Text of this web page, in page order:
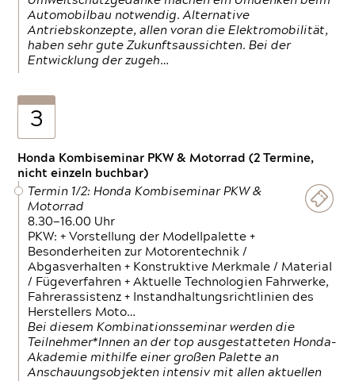
Automobilbau notwendig. Alternative
Antriebskonzepte, allen voran die Elektromobilität,
haben sehr gute Zukunftsaussichten. Bei der
Entwicklung der zugeh…
3
Honda Kombiseminar PKW & Motorrad (2 Termine,
nicht einzeln buchbar)
Termin 1/2: Honda Kombiseminar PKW &
Motorrad
8.30—16.00 Uhr
PKW: + Vorstellung der Modellpalette +
Besonderheiten zur Motorentechnik /
Abgasverhalten + Konstruktive Merkmale / Material
/ Fügeverfahren + Aktuelle Technologien Fahrwerke,
Fahrerassistenz + Instandhaltungsrichtlinien des
Herstellers Moto…
Bei diesem Kombinationsseminar werden die
Teilnehmer*Innen an der top ausgestatteten Honda-
Akademie mithilfe einer großen Palette an
Anschauungsobjekten intensiv mit allen aktuellen